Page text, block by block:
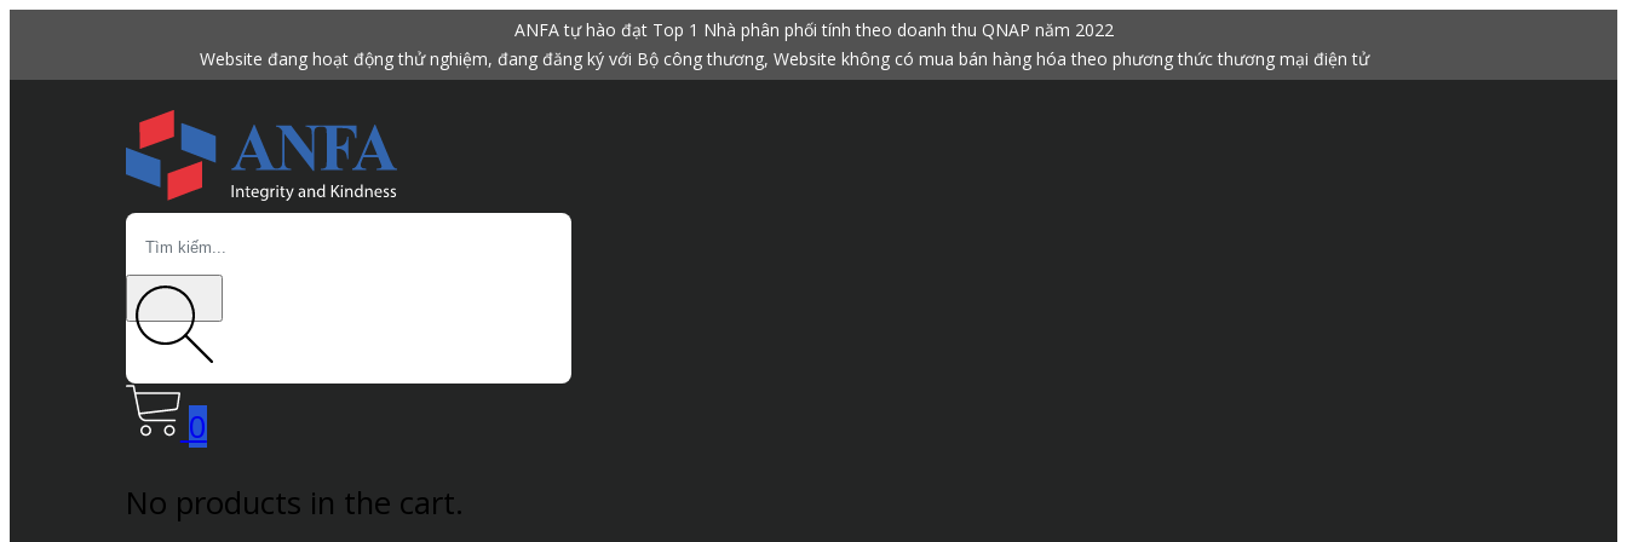
ANFA tự hào đạt Top 1 Nhà phân phối tính theo doanh thu QNAP năm 2022
Website đang hoạt động thử nghiệm, đang đăng ký với Bộ công thương, Website không có mua bán hàng hóa theo phương thức thương mại điện tử
Search
0
No products in the cart.